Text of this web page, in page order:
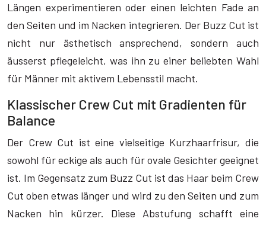
Längen experimentieren oder einen leichten Fade an
den Seiten und im Nacken integrieren. Der Buzz Cut ist
nicht nur ästhetisch ansprechend, sondern auch
äusserst pflegeleicht, was ihn zu einer beliebten Wahl
für Männer mit aktivem Lebensstil macht.
Klassischer Crew Cut mit Gradienten für
Balance
Der Crew Cut ist eine vielseitige Kurzhaarfrisur, die
sowohl für eckige als auch für ovale Gesichter geeignet
ist. Im Gegensatz zum Buzz Cut ist das Haar beim Crew
Cut oben etwas länger und wird zu den Seiten und zum
Nacken hin kürzer. Diese Abstufung schafft eine